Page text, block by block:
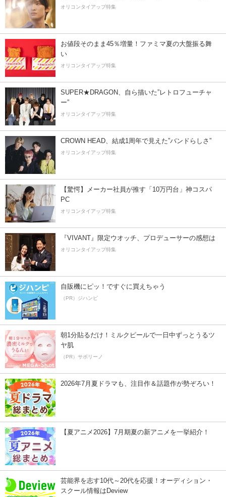
オリコンタイアップ特集
お値段そのまま45％増量！ファミマ夏の大盤振る舞
い
オリコンタイアップ特集
SUPER★DRAGON、自ら描いた”レトロフューチャ
ー”
オリコンタイアップ特集
CROWN HEAD、結成1周年で見えた”バンドらしさ”
オリコンタイアップ特集
【驚愕】メーカー社員が推す「10万円台」神コスパ
PC
オリコンタイアップ特集
『VIVANT』限定ウオッチ、プロデューサーの感想は
オリコンタイアップ特集
自販機にピッ！ですぐに買えちゃう
（PR）ジハンピ
朝1分貼るだけ！ミルクピールで一日中ずっとうるツ
ヤ肌
（PR）サボリーノ
2026年7月夏ドラマも、注目作＆話題作が勢ぞろい！
【夏アニメ2026】7月期夏の新アニメを一挙紹介！
芸能界を志す10代～20代を応援！オーディション・
スクール情報はDeview